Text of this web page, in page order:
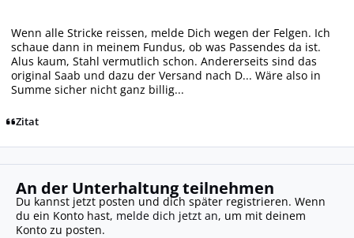
Wenn alle Stricke reissen, melde Dich wegen der Felgen. Ich
schaue dann in meinem Fundus, ob was Passendes da ist.
Alus kaum, Stahl vermutlich schon. Andererseits sind das
original Saab und dazu der Versand nach D... Wäre also in
Summe sicher nicht ganz billig...
Zitat
An der Unterhaltung teilnehmen
Du kannst jetzt posten und dich später registrieren. Wenn
du ein Konto hast, melde dich jetzt an, um mit deinem
Konto zu posten.